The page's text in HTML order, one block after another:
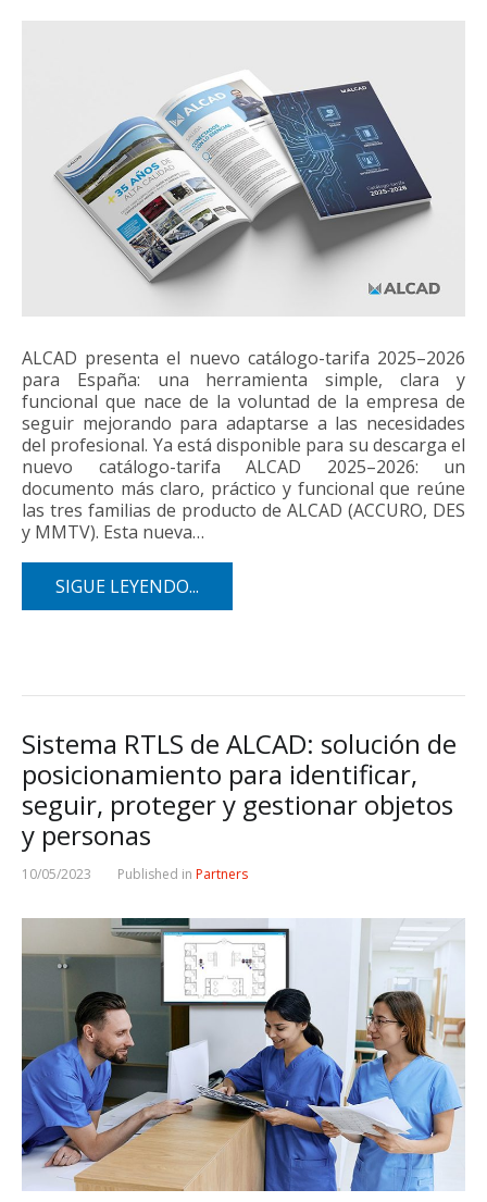
ALCAD presenta el nuevo catálogo-tarifa 2025–2026
para España: una herramienta simple, clara y
funcional que nace de la voluntad de la empresa de
seguir mejorando para adaptarse a las necesidades
del profesional. Ya está disponible para su descarga el
nuevo catálogo-tarifa ALCAD 2025–2026: un
documento más claro, práctico y funcional que reúne
las tres familias de producto de ALCAD (ACCURO, DES
y MMTV). Esta nueva…
SIGUE LEYENDO...
Sistema RTLS de ALCAD: solución de
posicionamiento para identificar,
seguir, proteger y gestionar objetos
y personas
10/05/2023 Published in Partners